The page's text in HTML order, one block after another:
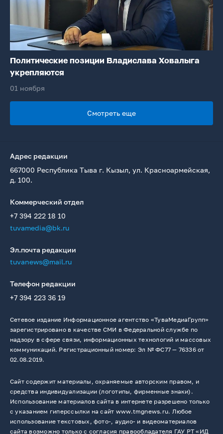
Политические позиции Владислава Ховалыга
укрепляются
01 ноября
Смотреть еще
Адрес редакции
667000 Республика Тыва г. Кызыл, ул. Красноармейская,
д. 100.
Коммерческий отдел
+7 394 222 18 10
tuvamedia@bk.ru
Эл.почта редакции
tuvanews@mail.ru
Телефон редакции
+7 394 223 36 19
Сетевое издание Информационное агентство «ТуваМедиаГрупп»
зарегистрировано в качестве СМИ в Федеральной службе по
надзору в сфере связи, информационных технологий и массовых
коммуникаций. Регистрационный номер: Эл № ФС77 — 76336 от
02.08.2019.
Сайт содержит материалы, охраняемые авторским правом, и
средства индивидуализации (логотипы, фирменные знаки).
Использование материалов сайта в интернете разрешено только
с указанием гиперссылки на сайт www.tmgnews.ru. Любое
использование текстовых, фото-, аудио- и видеоматериалов
сайта возможно только с согласия правообладателя ГАУ РТ «ИД